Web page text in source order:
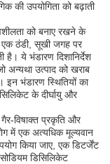
की उपयोगिता को बढ़ाती
को बनाए रखने के
एक ठंडी, सूखी जगह पर
ये भंडारण दिशानिर्देश
उत्पाद को खराब
भंडारण स्थितियों का
के दीर्घायु और
विषाक्त प्रकृति और
में एक अत्यधिक मूल्यवान
किया जाए, एक डिटर्जेंट
डिसिलिकेट